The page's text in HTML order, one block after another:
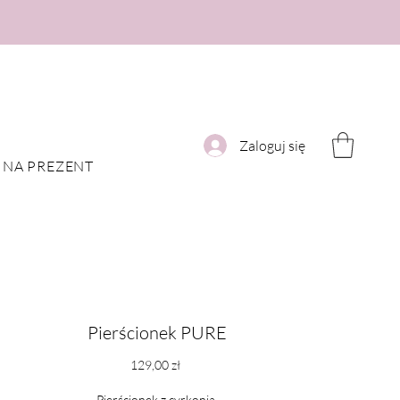
Zaloguj się
NA PREZENT
Pierścionek PURE
129,00 złCena